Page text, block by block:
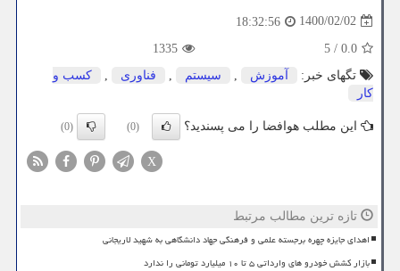
1400/02/02
18:32:56
0.0
/
5
1335
تگهای خبر:
آموزش , سیستم , فناوری ,
كسب و
كار
این مطلب هوافضا را می پسندید؟ (0)
(0)
X
تازه ترین مطالب مرتبط
اهدای جایزه چهره برجسته علمی و فرهنگی جهاد دانشگاهی به شهید لاریجانی
بازار کشش خودرو های وارداتی ۵ تا ۱۰ میلیارد تومانی را ندارد